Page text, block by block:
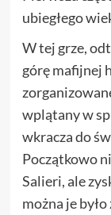
ubiegłego
W tej grze,
górę mafijnej
wplątany w
wkracza do
Początkowo
Salieri, ale
można je